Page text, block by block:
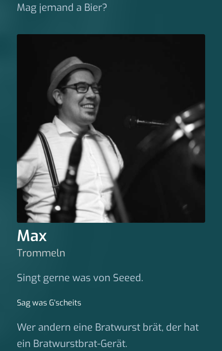
Mag jemand a Bier?
Max
Trommeln
Singt gerne was von Seeed.
Sag was G‘scheits
Wer andern eine Bratwurst brät, der hat
ein Bratwurstbrat-Gerät.